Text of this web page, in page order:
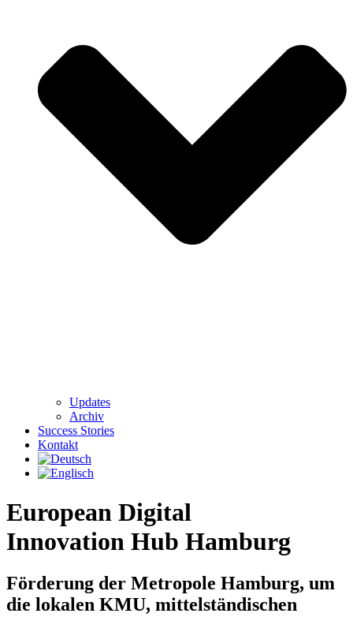
Updates
Archiv
Success Stories
Kontakt
European Digital
Innovation Hub Hamburg
Förderung der Metropole Hamburg, um
die lokalen KMU, mittelständischen